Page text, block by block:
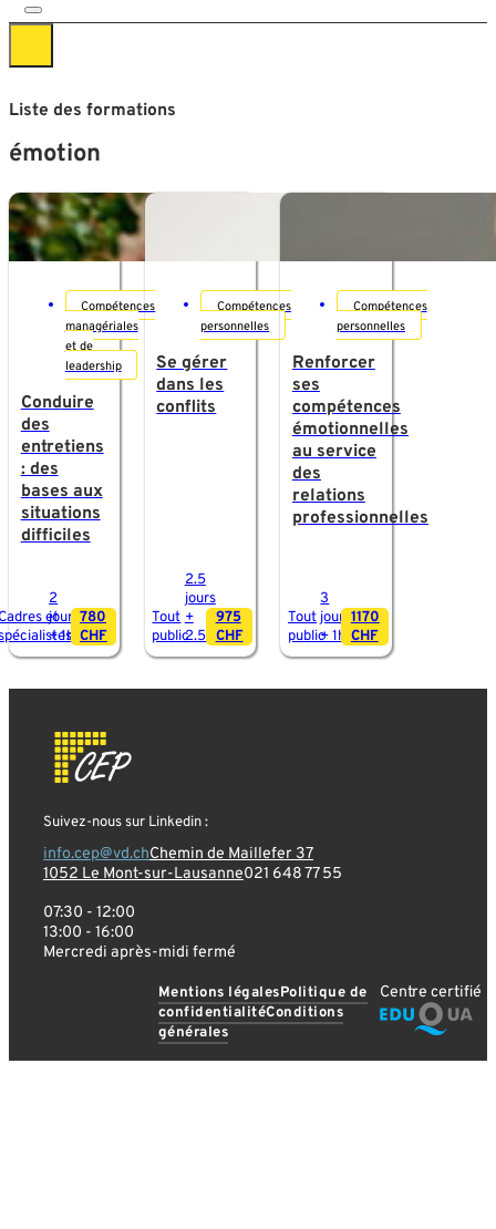
Liste des formations
émotion
Compétences
managériales
et de
leadership
Conduire
des
entretiens
: des
bases aux
situations
difficiles
et
2
jours
+ 1h
780
CHF
Compétences
personnelles
Se gérer
dans les
conflits
Tout
public
2.5
jours
+
2.5h
975
CHF
Compétences
personnelles
Renforcer
ses
compétences
émotionnelles
au service
des
relations
professionnelles
Tout
public
3
jours
+ 1h
1170
CHF
Suivez-nous sur Linkedin :
info.cep@vd.chChemin de Maillefer 37
1052 Le Mont-sur-Lausanne021 648 77 55
07:30 - 12:00
13:00 - 16:00
Mercredi après-midi fermé
Mentions légalesPolitique de
confidentialitéConditions
générales
Centre certifié